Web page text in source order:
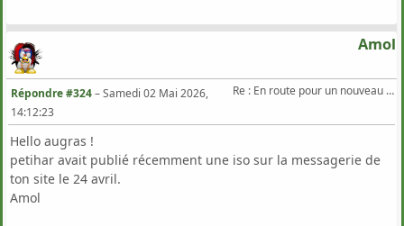
Amol
Re : En route pour un nouveau Triton .
Répondre #324–Samedi 02 Mai 2026,
14:12:23
Hello augras !
petihar avait publié récemment une iso sur la messagerie de
ton site le 24 avril.
Amol